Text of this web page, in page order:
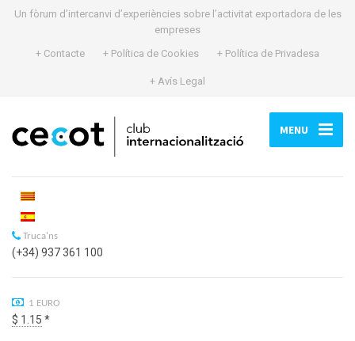
Un fòrum d’intercanvi d’experiències sobre l’activitat exportadora de les
empreses
+ Contacte
+ Política de Cookies + Política de Privadesa
+ Avís Legal
MENU
Truca'ns
(+34) 937 361 100
1 EURO
$ 1.15 *